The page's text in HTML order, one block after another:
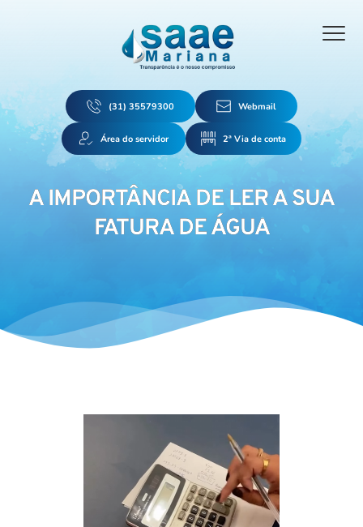
(31) 35579300 Webmail
Área do servidor 2ª Via de conta
A IMPORTÂNCIA DE LER A SUA
FATURA DE ÁGUA